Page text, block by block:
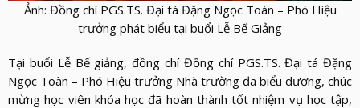
Ảnh: Đồng chí PGS.TS. Đại tá Đặng Ngọc Toàn – Phó Hiệu
trưởng phát biểu tại buổi Lễ Bế Giảng
Tại buổi Lễ Bế giảng, đồng chí Đồng chí PGS.TS. Đại tá Đặng
Ngọc Toàn – Phó Hiệu trưởng Nhà trường đã biểu dương, chúc
mừng học viên khóa học đã hoàn thành tốt nhiệm vụ học tập,